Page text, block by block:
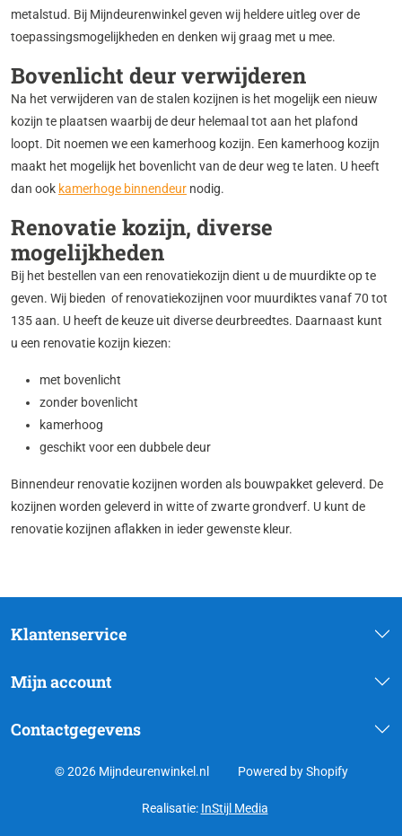
metalstud. Bij Mijndeurenwinkel geven wij heldere uitleg over de
toepassingsmogelijkheden en denken wij graag met u mee.
Bovenlicht deur verwijderen
Na het verwijderen van de stalen kozijnen is het mogelijk een nieuw
kozijn te plaatsen waarbij de deur helemaal tot aan het plafond
loopt. Dit noemen we een kamerhoog kozijn. Een kamerhoog kozijn
maakt het mogelijk het bovenlicht van de deur weg te laten. U heeft
dan ook kamerhoge binnendeur nodig.
Renovatie kozijn, diverse
mogelijkheden
Bij het bestellen van een renovatiekozijn dient u de muurdikte op te
geven. Wij bieden of renovatiekozijnen voor muurdiktes vanaf 70 tot
135 aan. U heeft de keuze uit diverse deurbreedtes. Daarnaast kunt
u een renovatie kozijn kiezen:
met bovenlicht
zonder bovenlicht
kamerhoog
geschikt voor een dubbele deur
Binnendeur renovatie kozijnen worden als bouwpakket geleverd. De
kozijnen worden geleverd in witte of zwarte grondverf. U kunt de
renovatie kozijnen aflakken in ieder gewenste kleur.
Klantenservice
Mijn account
Contactgegevens
© 2026 Mijndeurenwinkel.nl Powered by Shopify
Realisatie: InStijl Media